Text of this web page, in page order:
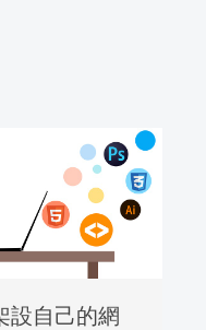
設自己的網